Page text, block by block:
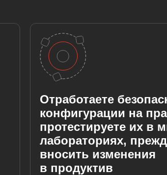
Отработаете
конфигурации на
протестируете их в
лабораториях,
вносить изменения
в продуктив